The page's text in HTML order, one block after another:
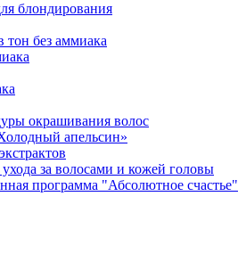
блондирования
тон без аммиака
окрашивания волос
апельсин»
за волосами и кожей головы
программа "Абсолютное счастье"